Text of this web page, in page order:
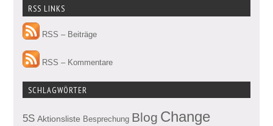
RSS LINKS
RSS – Beiträge
RSS – Kommentare
SCHLAGWÖRTER
5S Aktionsliste Besprechung Blog Change